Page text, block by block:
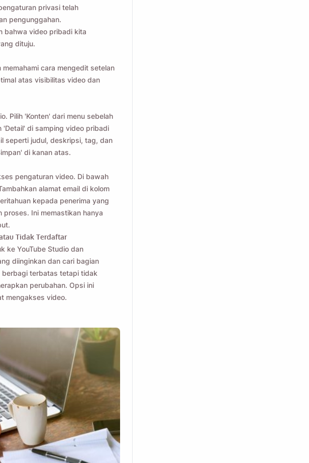
privasi telah
pengunggahan.
bahwa video pribadi kita
dituju.
cara mengedit setelan
atas visibilitas video dan
Pilih 'Konten' dari menu sebelah
'Detail' di samping video pribadi
seperti judul, deskripsi, tag, dan
di kanan atas.
pengaturan video. Di bawah
alamat email di kolom
kepada penerima yang
proses. Ini memastikan hanya
Tidak Terdaftar
ke YouTube Studio dan
diinginkan dan cari bagian
berbagi terbatas tetapi tidak
perubahan. Opsi ini
mengakses video.